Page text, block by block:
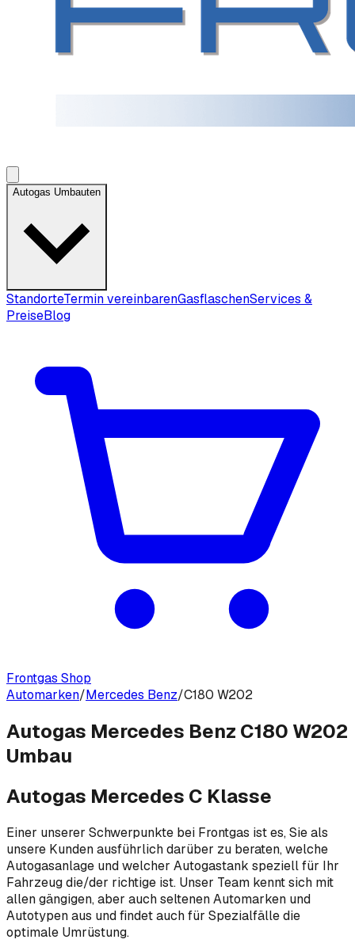
Autogas Umbauten
StandorteTermin vereinbarenGasflaschenServices &
PreiseBlog
Frontgas Shop
Automarken/Mercedes Benz/C180 W202
Autogas Mercedes Benz C180 W202
Umbau
Autogas Mercedes C Klasse
Einer unserer Schwerpunkte bei Frontgas ist es, Sie als
unsere Kunden ausführlich darüber zu beraten, welche
Autogasanlage und welcher Autogastank speziell für Ihr
Fahrzeug die/der richtige ist. Unser Team kennt sich mit
allen gängigen, aber auch seltenen Automarken und
Autotypen aus und findet auch für Spezialfälle die
optimale Umrüstung.